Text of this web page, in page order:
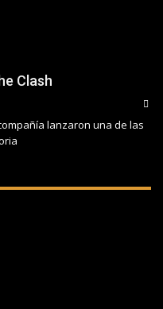
Clash
lanzaron una de las